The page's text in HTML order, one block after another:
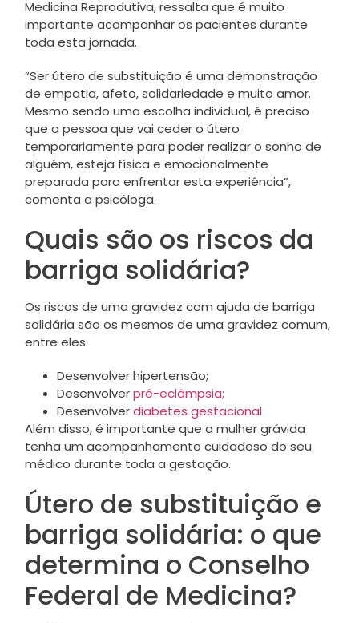
Medicina Reprodutiva, ressalta que é muito
importante acompanhar os pacientes durante
toda esta jornada.
“Ser útero de substituição é uma demonstração
de empatia, afeto, solidariedade e muito amor.
Mesmo sendo uma escolha individual, é preciso
que a pessoa que vai ceder o útero
temporariamente para poder realizar o sonho de
alguém, esteja física e emocionalmente
preparada para enfrentar esta experiência”,
comenta a psicóloga.
Quais são os riscos da
barriga solidária?
Os riscos de uma gravidez com ajuda de barriga
solidária são os mesmos de uma gravidez comum,
entre eles:
Desenvolver hipertensão;
Desenvolverpré-eclâmpsia;
Desenvolverdiabetes gestacional
Além disso, é importante que a mulher grávida
tenha um acompanhamento cuidadoso do seu
médico durante toda a gestação.
Útero de substituição e
barriga solidária: o que
determina o Conselho
Federal de Medicina?